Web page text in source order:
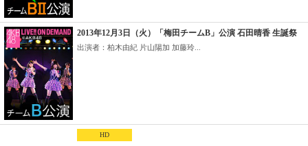
2013年12月3日（火）「梅田チームB」公演 石田晴香 生誕祭
出演者：柏木由紀 片山陽加 加藤玲...
HD